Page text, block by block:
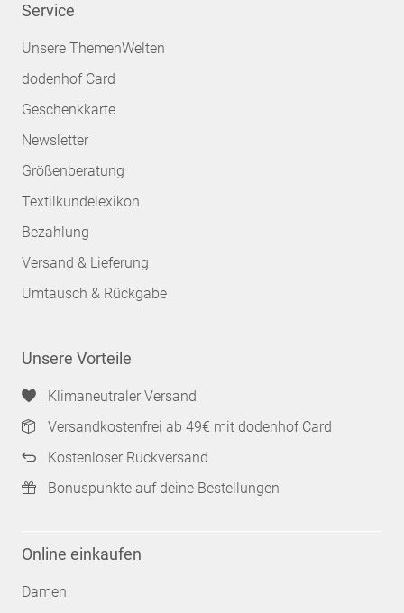
Service
Unsere ThemenWelten
dodenhof Card
Geschenkkarte
Newsletter
Größenberatung
Textilkundelexikon
Bezahlung
Versand & Lieferung
Umtausch & Rückgabe
Unsere Vorteile
Klimaneutraler Versand
Versandkostenfrei ab 49€ mit dodenhof Card
Kostenloser Rückversand
Bonuspunkte auf deine Bestellungen
Online einkaufen
Damen